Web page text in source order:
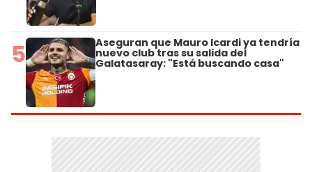
5 Aseguran que Mauro Icardi ya tendría
nuevo club tras su salida del
Galatasaray: "Está buscando casa"